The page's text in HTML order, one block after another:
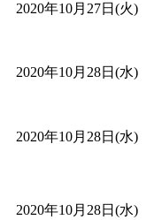
2020年10月27日(火)
2020年10月28日(水)
2020年10月28日(水)
2020年10月28日(水)